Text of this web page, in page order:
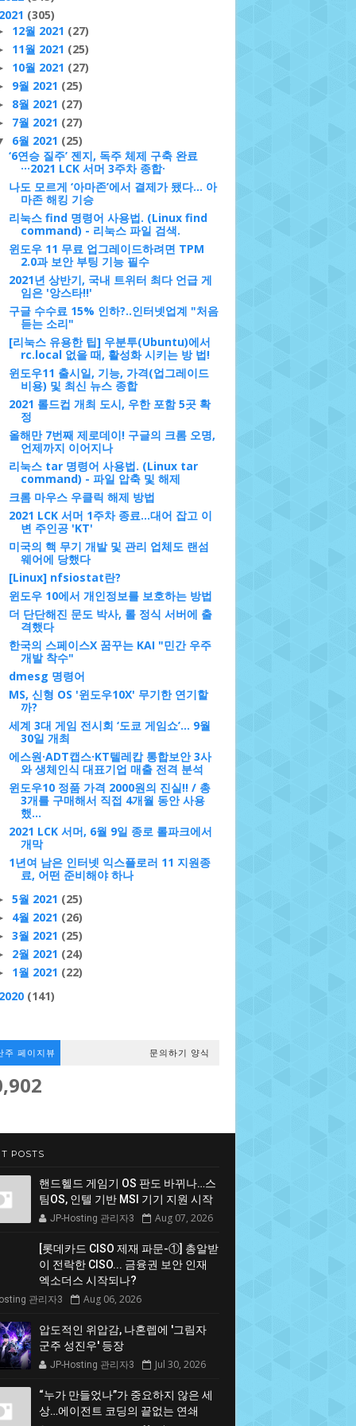
(305)
12월 2021 (27)
11월 2021 (25)
10월 2021 (27)
9월 2021 (25)
8월 2021 (27)
7월 2021 (27)
6월 2021 (25)
‘6연승 질주’ 젠지, 독주 체제 구축 완료
···2021 LCK 서머 3주차 종합·
나도 모르게 ‘아마존’에서 결제가 됐다... 아
마존 해킹 기승
리눅스 find 명령어 사용법. (Linux find
command) - 리눅스 파일 검색.
윈도우 11 무료 업그레이드하려면 TPM
2.0과 보안 부팅 기능 필수
2021년 상반기, 국내 트위터 최다 언급 게
임은 '앙스타!!'
구글 수수료 15% 인하?..인터넷업계 "처음
듣는 소리"
[리눅스 유용한 팁] 우분투(Ubuntu)에서
rc.local 없을 때, 활성화 시키는 방 법!
윈도우11 출시일, 기능, 가격(업그레이드
비용) 및 최신 뉴스 종합
2021 롤드컵 개최 도시, 우한 포함 5곳 확
정
올해만 7번째 제로데이! 구글의 크롬 오명,
언제까지 이어지나
리눅스 tar 명령어 사용법. (Linux tar
command) - 파일 압축 및 해제
크롬 마우스 우클릭 해제 방법
2021 LCK 서머 1주차 종료...대어 잡고 이
변 주인공 'KT'
미국의 핵 무기 개발 및 관리 업체도 랜섬
웨어에 당했다
[Linux] nfsiostat란?
윈도우 10에서 개인정보를 보호하는 방법
더 단단해진 문도 박사, 롤 정식 서버에 출
격했다
한국의 스페이스X 꿈꾸는 KAI "민간 우주
개발 착수"
dmesg 명령어
MS, 신형 OS '윈도우10X' 무기한 연기할
까?
세계 3대 게임 전시회 ‘도쿄 게임쇼’... 9월
30일 개최
에스원·ADT캡스·KT텔레캅 통합보안 3사
와 생체인식 대표기업 매출 전격 분석
윈도우10 정품 가격 2000원의 진실!! / 총
3개를 구매해서 직접 4개월 동안 사용
했...
2021 LCK 서머, 6월 9일 종로 롤파크에서
개막
1년여 남은 인터넷 익스플로러 11 지원종
료, 어떤 준비해야 하나
5월 2021 (25)
4월 2021 (26)
3월 2021 (25)
2월 2021 (24)
1월 2021 (22)
(141)
주 페이지뷰 문의하기 양식
POSTS
핸드헬드 게임기 OS 판도 바뀌나…스
팀OS, 인텔 기반 MSI 기기 지원 시작
JP-Hosting 관리자3 Aug 07, 2026
[롯데카드 CISO 제재 파문-①] 총알받
이 전락한 CISO... 금융권 보안 인재
엑소더스 시작되나?
관리자3 Aug 06, 2026
압도적인 위압감, 나혼렙에 '그림자
군주 성진우' 등장
JP-Hosting 관리자3 Jul 30, 2026
“누가 만들었나”가 중요하지 않은 세
상…에이전트 코딩의 끝없는 연쇄